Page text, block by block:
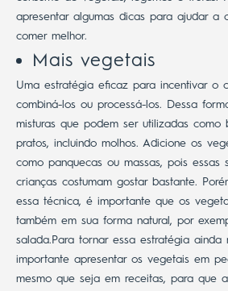
apresentar algumas dicas para ajudar a
comer melhor.
Mais vegetais
Uma estratégia eficaz para incentivar o
combiná-los ou processá-los. Dessa
misturas que podem ser utilizadas como
pratos, incluindo molhos. Adicione os
como panquecas ou massas, pois essas
crianças costumam gostar bastante.
essa técnica, é importante que os
também em sua forma natural, por
salada. Para tornar essa estratégia ainda
importante apresentar os vegetais em
mesmo que seja em receitas, para que